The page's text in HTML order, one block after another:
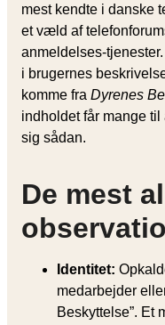
mest kendte i danske
et væld af
anmeldelses-
i brugernes
komme fra Dyrenes
indholdet får mange
sig sådan.
De mest
Identitet:
medarbejder
Beskyttelse”. Et